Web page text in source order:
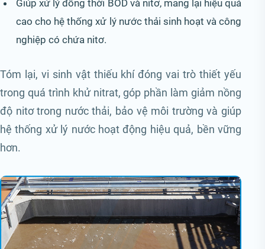
Giúp xử lý đồng thời BOD và nitơ, mang lại hiệu quả
cao cho hệ thống xử lý nước thải sinh hoạt và công
nghiệp có chứa nitơ.
Tóm lại, vi sinh vật thiếu khí đóng vai trò thiết yếu
trong quá trình khử nitrat, góp phần làm giảm nồng
độ nitơ trong nước thải, bảo vệ môi trường và giúp
hệ thống xử lý nước hoạt động hiệu quả, bền vững
hơn.